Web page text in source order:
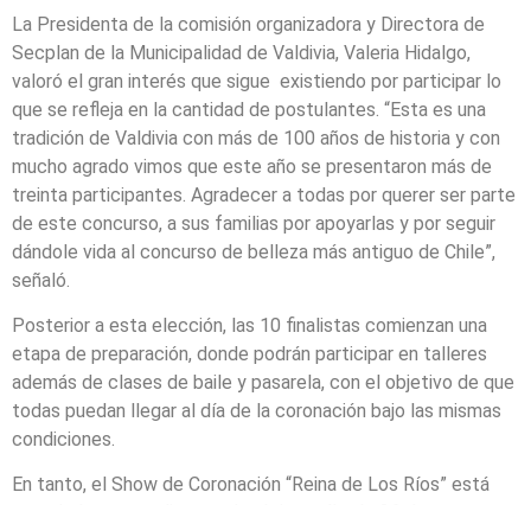
La Presidenta de la comisión organizadora y Directora de
Secplan de la Municipalidad de Valdivia, Valeria Hidalgo,
valoró el gran interés que sigue existiendo por participar lo
que se refleja en la cantidad de postulantes. “Esta es una
tradición de Valdivia con más de 100 años de historia y con
mucho agrado vimos que este año se presentaron más de
treinta participantes. Agradecer a todas por querer ser parte
de este concurso, a sus familias por apoyarlas y por seguir
dándole vida al concurso de belleza más antiguo de Chile”,
señaló.
Posterior a esta elección, las 10 finalistas comienzan una
etapa de preparación, donde podrán participar en talleres
además de clases de baile y pasarela, con el objetivo de que
todas puedan llegar al día de la coronación bajo las mismas
condiciones.
En tanto, el Show de Coronación “Reina de Los Ríos” está